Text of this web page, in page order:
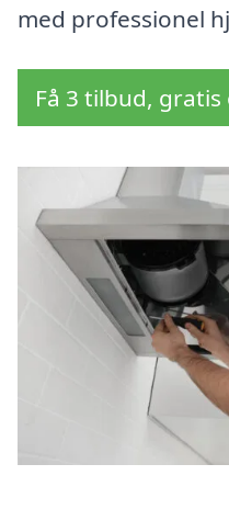
med professionel
Få 3 tilbud,